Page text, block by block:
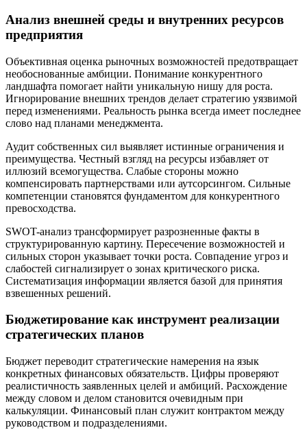
Анализ внешней среды и внутренних ресурсов
предприятия
Объективная оценка рыночных возможностей предотвращает
необоснованные амбиции. Понимание конкурентного
ландшафта помогает найти уникальную нишу для роста.
Игнорирование внешних трендов делает стратегию уязвимой
перед изменениями. Реальность рынка всегда имеет последнее
слово над планами менеджмента.
Аудит собственных сил выявляет истинные ограничения и
преимущества. Честный взгляд на ресурсы избавляет от
иллюзий всемогущества. Слабые стороны можно
компенсировать партнерствами или аутсорсингом. Сильные
компетенции становятся фундаментом для конкурентного
превосходства.
SWOT-анализ трансформирует разрозненные факты в
структурированную картину. Пересечение возможностей и
сильных сторон указывает точки роста. Совпадение угроз и
слабостей сигнализирует о зонах критического риска.
Систематизация информации является базой для принятия
взвешенных решений.
Бюджетирование как инструмент реализации
стратегических планов
Бюджет переводит стратегические намерения на язык
конкретных финансовых обязательств. Цифры проверяют
реалистичность заявленных целей и амбиций. Расхождение
между словом и делом становится очевидным при
калькуляции. Финансовый план служит контрактом между
руководством и подразделениями.